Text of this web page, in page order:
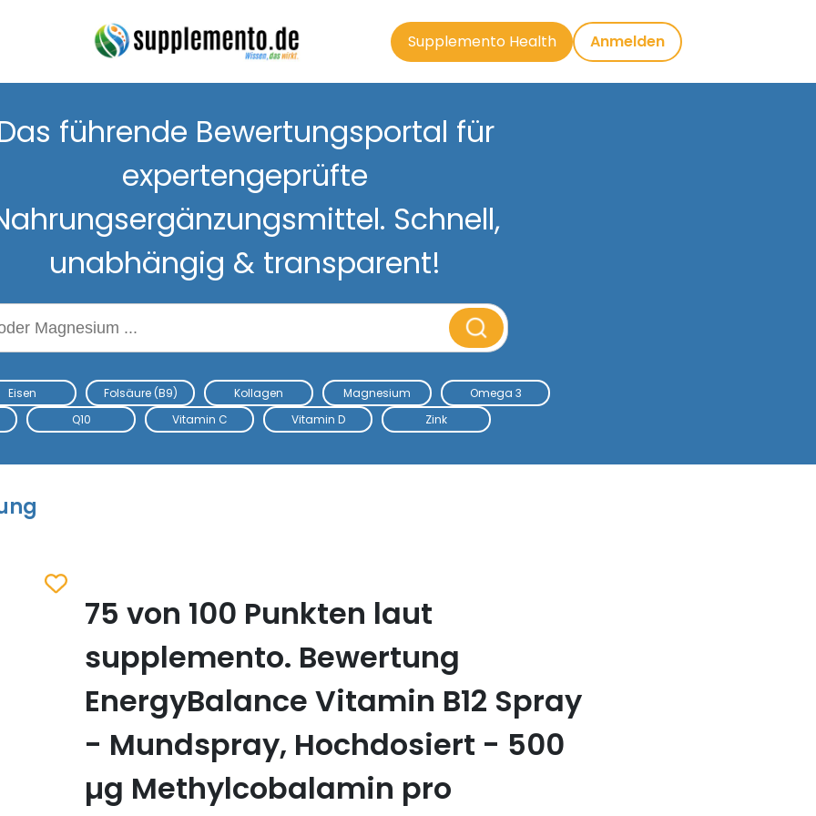
Supplemento Health Anmelden
führende Bewertungsportal für
expertengeprüfte
Schnell,
unabhängig & transparent!
Eisen Folsäure (B9) Kollagen Magnesium
Omega 3
Q10 Vitamin C Vitamin D Zink
Zum Merkzettel hinzufügen
75 von 100 Punkten laut
supplemento. Bewertung
EnergyBalance Vitamin B12 Spray
- Mundspray, Hochdosiert - 500
µg Methylcobalamin pro